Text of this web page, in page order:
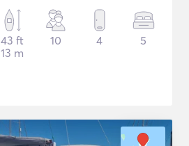
43 ft
13 m
10 4 5